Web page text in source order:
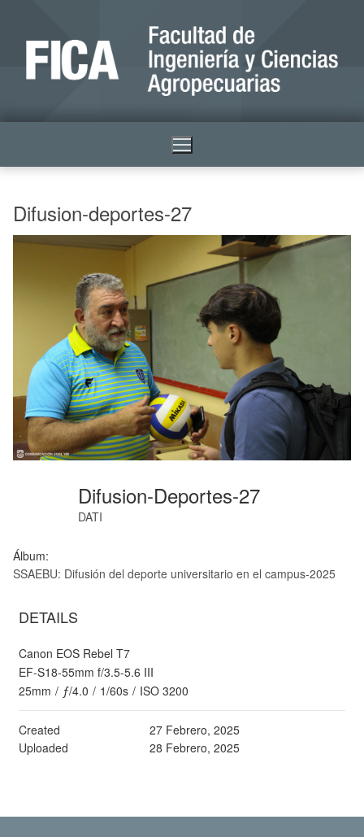
Difusion-deportes-27
Difusion-Deportes-27
DATI
Álbum:
SSAEBU: Difusión del deporte universitario en el campus-2025
DETAILS
Canon EOS Rebel T7
EF-S18-55mm f/3.5-5.6 III
25mm / ƒ/4.0 / 1/60s / ISO 3200
Created
27 Febrero, 2025
Uploaded
28 Febrero, 2025